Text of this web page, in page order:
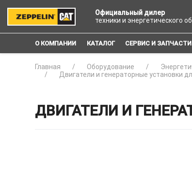
Официальный дилер
техники и энергетического
О КОМПАНИИ КАТАЛОГ СЕРВИС И ЗАПЧАСТИ
Главная Оборудование
Двигатели и генераторные установки
ДВИГАТЕЛИ И